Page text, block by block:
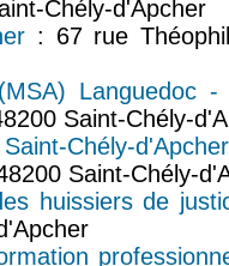
Chély-d'Apcher
: 67 rue
Languedoc
Saint-Chély-
Chély-d'Apcher
Saint-Chély-
huissiers de